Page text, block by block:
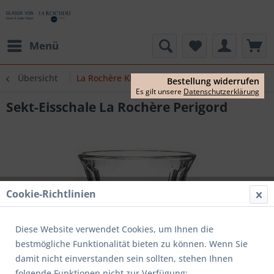
Menü
Übersicht La Rochère Klassiker
Sekt-Eisschale La Rochère Perigord
Bestellung widerrufen
Es gilt unsere Datenschutzerklärung
Cookie-Richtlinien
Diese Website verwendet Cookies, um Ihnen die
bestmögliche Funktionalität bieten zu können. Wenn Sie
damit nicht einverstanden sein sollten, stehen Ihnen